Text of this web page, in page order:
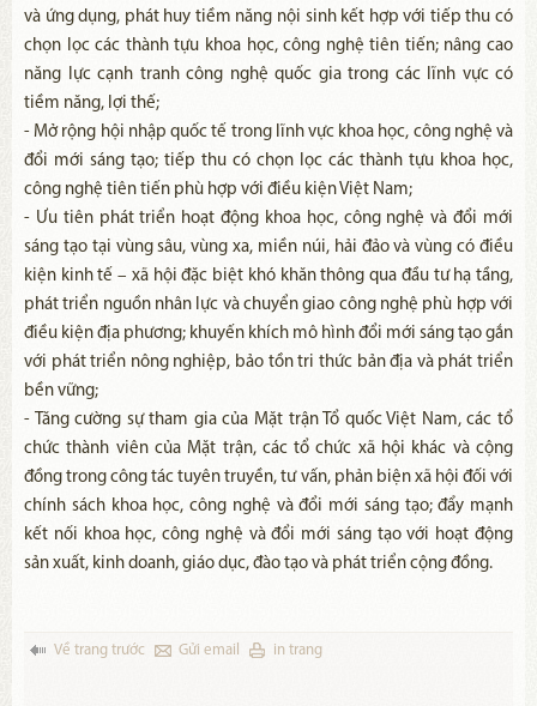
và ứng dụng, phát huy tiềm năng nội sinh kết hợp với tiếp thu có
chọn lọc các thành tựu khoa học, công nghệ tiên tiến; nâng cao
năng lực cạnh tranh công nghệ quốc gia trong các lĩnh vực có
tiềm năng, lợi thế;
- Mở rộng hội nhập quốc tế trong lĩnh vực khoa học, công nghệ và
đổi mới sáng tạo; tiếp thu có chọn lọc các thành tựu khoa học,
công nghệ tiên tiến phù hợp với điều kiện Việt Nam;
- Ưu tiên phát triển hoạt động khoa học, công nghệ và đổi mới
sáng tạo tại vùng sâu, vùng xa, miền núi, hải đảo và vùng có điều
kiện kinh tế – xã hội đặc biệt khó khăn thông qua đầu tư hạ tầng,
phát triển nguồn nhân lực và chuyển giao công nghệ phù hợp với
điều kiện địa phương; khuyến khích mô hình đổi mới sáng tạo gắn
với phát triển nông nghiệp, bảo tồn tri thức bản địa và phát triển
bền vững;
- Tăng cường sự tham gia của Mặt trận Tổ quốc Việt Nam, các tổ
chức thành viên của Mặt trận, các tổ chức xã hội khác và cộng
đồng trong công tác tuyên truyền, tư vấn, phản biện xã hội đối với
chính sách khoa học, công nghệ và đổi mới sáng tạo; đẩy mạnh
kết nối khoa học, công nghệ và đổi mới sáng tạo với hoạt động
sản xuất, kinh doanh, giáo dục, đào tạo và phát triển cộng đồng.
Về trang trước Gửi email in trang